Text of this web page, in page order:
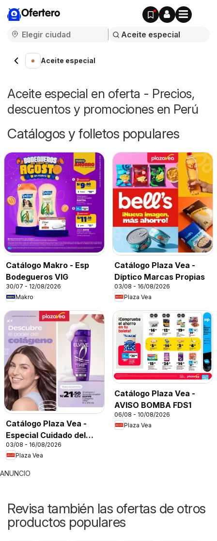
Ofertero
Aceite especial
Aceite especial en oferta - Precios,
descuentos y promociones en Perú
Catálogos y folletos populares
Catálogo Makro - Esp
Bodegueros VIG
30/07 - 12/08/2026
Makro
Catálogo Plaza Vea -
Díptico Marcas Propias
03/08 - 16/08/2026
Plaza Vea
Catálogo Plaza Vea -
Especial Cuidado del
Cabello
03/08 - 16/08/2026
Plaza Vea
Catálogo Plaza Vea -
AVISO BOMBA FDS1
06/08 - 10/08/2026
Plaza Vea
ANUNCIO
Revisa también las ofertas de otros
productos populares